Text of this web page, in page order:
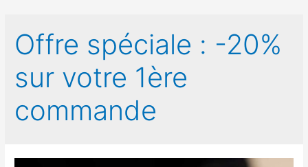
Offre spéciale : -20%
sur votre 1ère
commande